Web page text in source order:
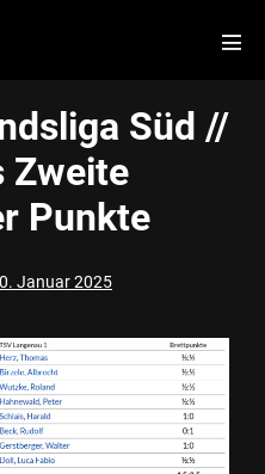
Süd //
Zweite
Punkte
Januar 2025